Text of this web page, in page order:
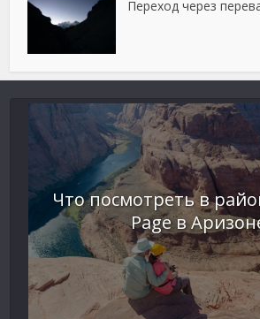
Переход через
Что посмотреть в
Page в